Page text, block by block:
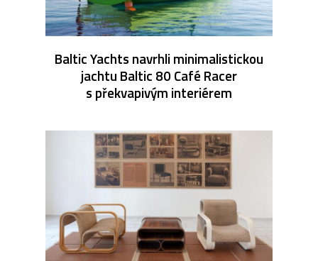
Baltic Yachts navrhli minimalistickou
jachtu Baltic 80 Café Racer
s překvapivým interiérem